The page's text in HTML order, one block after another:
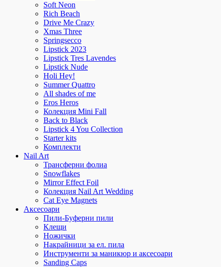
Soft Neon
Rich Beach
Drive Me Crazy
Xmas Three
Springsecco
Lipstick 2023
Lipstick Tres Lavendes
Lipstick Nude
Holi Hey!
Summer Quattro
All shades of me
Eros Heros
Колекция Mini Fall
Back to Black
Lipstick 4 You Collection
Starter kits
Комплекти
Nail Art
Трансферни фолиа
Snowflakes
Mirror Effect Foil
Колекция Nail Art Wedding
Cat Eye Magnets
Аксесоари
Пили-Буферни пили
Клещи
Ножички
Накрайници за ел. пила
Инструменти за маникюр и аксесоари
Sanding Caps